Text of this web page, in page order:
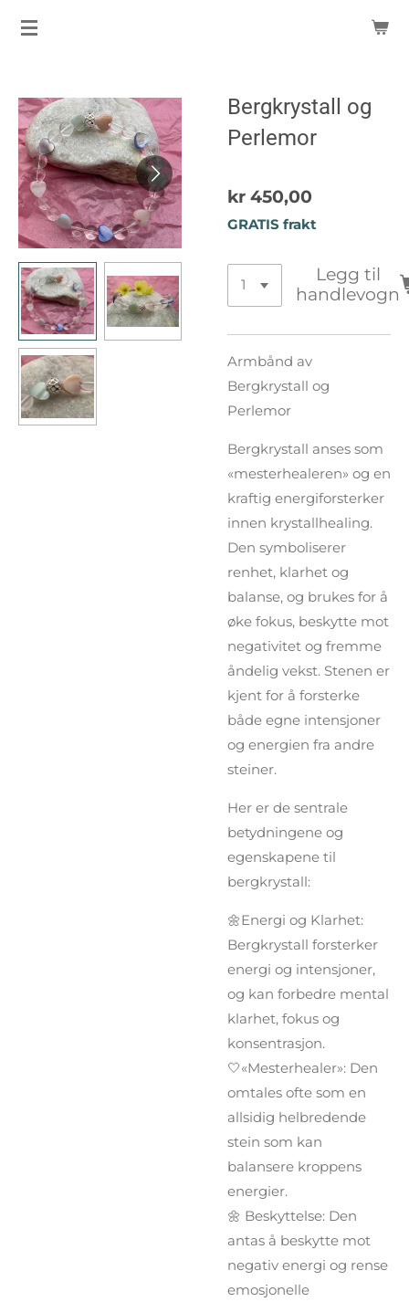
Gå
Bergkrystall og
Perlemor
kr 450,00
GRATIS frakt
Legg til
handlevogn
Armbånd av
Bergkrystall og
Perlemor
Bergkrystall anses som
«mesterhealeren» og en
kraftig energiforsterker
innen krystallhealing.
Den symboliserer
renhet, klarhet og
balanse, og brukes for å
øke fokus, beskytte mot
negativitet og fremme
åndelig vekst. Stenen er
kjent for å forsterke
både egne intensjoner
og energien fra andre
steiner.
Her er de sentrale
betydningene og
egenskapene til
bergkrystall:
🌼Energi og Klarhet:
Bergkrystall forsterker
energi og intensjoner,
og kan forbedre mental
klarhet, fokus og
konsentrasjon.
🤍«Mesterhealer»: Den
omtales ofte som en
allsidig helbredende
stein som kan
balansere kroppens
energier.
🌼 Beskyttelse: Den
antas å beskytte mot
negativ energi og rense
emosjonelle